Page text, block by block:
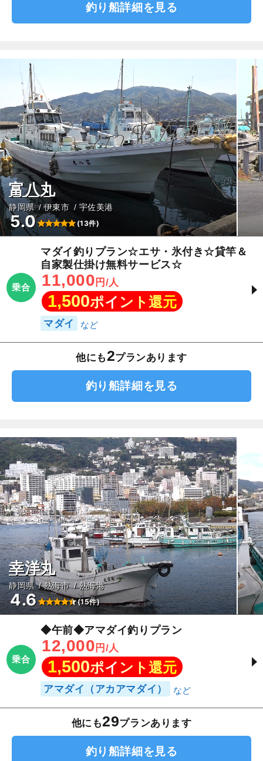
釣り船詳細を見る
富八丸
静岡県 伊東市 宇佐美港
5.0 (13件)
乗合
マダイ釣りプラン☆エサ・氷付き☆貸竿＆
自家製仕掛け無料サービス☆
11,000 円/人
1,500ポイント還元
マダイ
他にも2プランあります
釣り船詳細を見る
幸洋丸
静岡県 熱海市 熱海港
4.6 (15件)
乗合
◆午前◆アマダイ釣りプラン
12,000 円/人
1,500ポイント還元
アマダイ（アカアマダイ）
他にも29プランあります
釣り船詳細を見る